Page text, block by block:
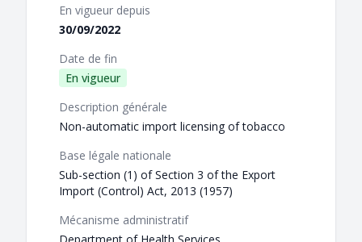
En vigueur depuis
30/09/2022
Date de fin
En vigueur
Description générale
Non-automatic import licensing of tobacco
Base légale nationale
Sub-section (1) of Section 3 of the Export
Import (Control) Act, 2013 (1957)
Mécanisme administratif